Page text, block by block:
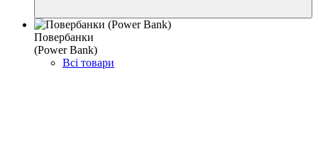
Повербанки
(Power Bank)
Всі товари